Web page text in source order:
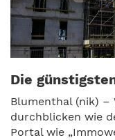
Die
Blumenthal (nik) –
durchblicken wie
Portal wie